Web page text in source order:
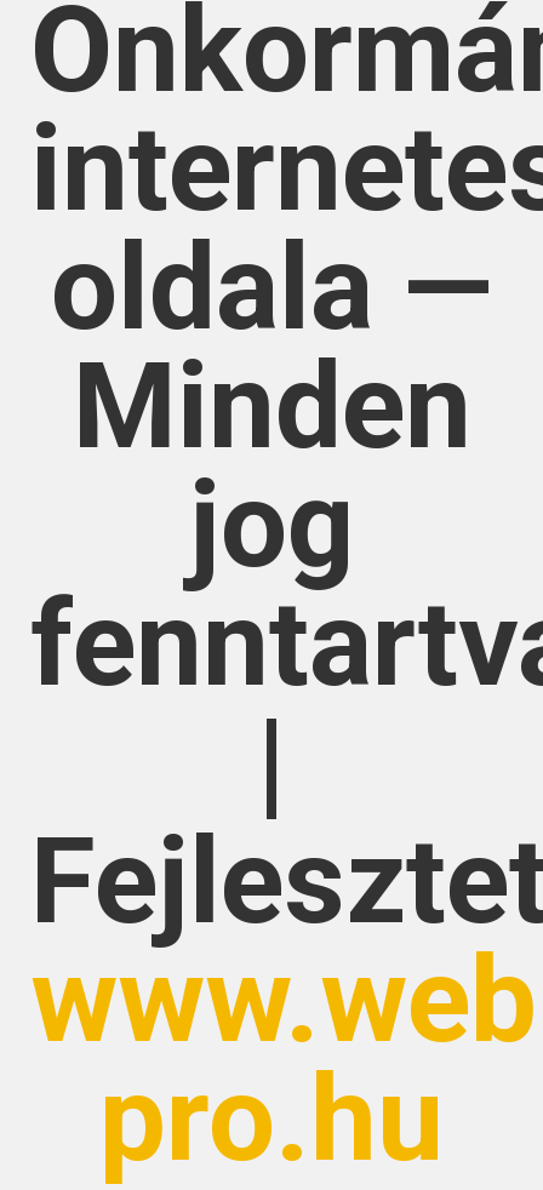
oldala —
Minden
jog
|
pro.hu